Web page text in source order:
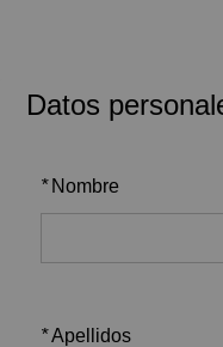
Datos
* Nombre
*Apellidos